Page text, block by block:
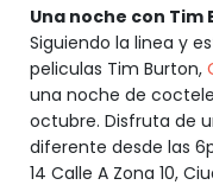
Una noche con
Siguiendo la linea y
peliculas Tim Burton,
una noche de
octubre. Disfruta de
diferente desde las
14 Calle A Zona 10,